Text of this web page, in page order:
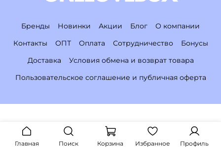
Бренды Новинки Акции Блог
О компании
Контакты
ОПТ Оплата Сотрудничество
Бонусы
Доставка
Условия обмена и возврат товара
Пользовательское соглашение и публичная оферта
Главная Поиск Корзина Избранное Профиль